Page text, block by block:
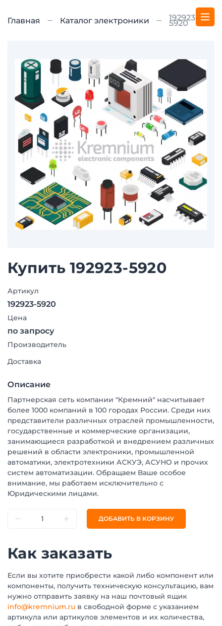
Главная Каталог электроники 192923-
5920
Купить 192923-5920
Артикул
192923-5920
Цена
по запросу
Производитель
Доставка
Описание
Партнерская сеть компании "Кремний" насчитывает
более 1000 компаний в 100 городах России. Среди них
представители различных отраслей промышленности,
государственные и коммерческие организации,
занимающиеся разработкой и внедрением различных
решений в области электроники, промышленной
автоматики, электротехники АСКУЭ, АСУНО и прочих
систем автоматизации. Обращаем Ваше особое
внимание, мы работаем исключительно с
Юридическими лицами.
ДОБАВИТЬ В КОРЗИНУ
Как заказать
Если вы хотите приобрести какой либо компонент или
компоненты, получить техническую консультацию, вам
нужно отправить заявку на наш почтовый ящик
info@kremnium.ru в свободной форме с указанием
артикула или артикулов элементов и их количества,